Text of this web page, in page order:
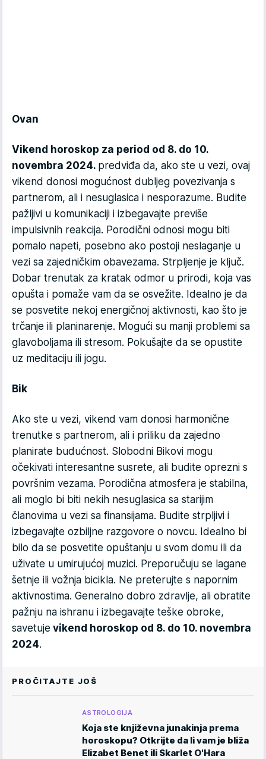
Ovan
Vikend horoskop za period od 8. do 10.
novembra 2024. predviđa da, ako ste u vezi, ovaj
vikend donosi mogućnost dubljeg povezivanja s
partnerom, ali i nesuglasica i nesporazume. Budite
pažljivi u komunikaciji i izbegavajte previše
impulsivnih reakcija. Porodični odnosi mogu biti
pomalo napeti, posebno ako postoji neslaganje u
vezi sa zajedničkim obavezama. Strpljenje je ključ.
Dobar trenutak za kratak odmor u prirodi, koja vas
opušta i pomaže vam da se osvežite. Idealno je da
se posvetite nekoj energičnoj aktivnosti, kao što je
trčanje ili planinarenje. Mogući su manji problemi sa
glavoboljama ili stresom. Pokušajte da se opustite
uz meditaciju ili jogu.
Bik
Ako ste u vezi, vikend vam donosi harmonične
trenutke s partnerom, ali i priliku da zajedno
planirate budućnost. Slobodni Bikovi mogu
očekivati interesantne susrete, ali budite oprezni s
površnim vezama. Porodična atmosfera je stabilna,
ali moglo bi biti nekih nesuglasica sa starijim
članovima u vezi sa finansijama. Budite strpljivi i
izbegavajte ozbiljne razgovore o novcu. Idealno bi
bilo da se posvetite opuštanju u svom domu ili da
uživate u umirujućoj muzici. Preporučuju se lagane
šetnje ili vožnja bicikla. Ne preterujte s napornim
aktivnostima. Generalno dobro zdravlje, ali obratite
pažnju na ishranu i izbegavajte teške obroke,
savetuje vikend horoskop od 8. do 10. novembra
2024.
PROČITAJTE JOŠ
ASTROLOGIJA
Koja ste književna junakinja prema
horoskopu? Otkrijte da li vam je bliža
Elizabet Benet ili Skarlet O'Hara